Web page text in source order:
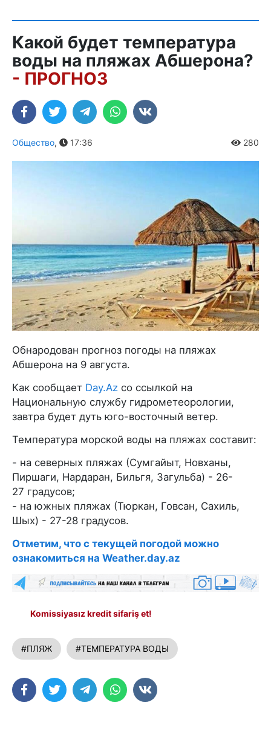
Какой будет температура
воды на пляжах Абшерона?
- ПРОГНОЗ
Общество, 17:36 280
Обнародован прогноз погоды на пляжах
Абшерона на 9 августа.
Как сообщает Day.Az со ссылкой на
Национальную службу гидрометеорологии,
завтра будет дуть юго-восточный ветер.
Температура морской воды на пляжах составит:
- на северных пляжах (Сумгайыт, Новханы,
Пиршаги, Нардаран, Бильгя, Загульба) - 26-
27 градусов;
- на южных пляжах (Тюркан, Говсан, Сахиль,
Шых) - 27-28 градусов.
Отметим, что с текущей погодой можно
ознакомиться на Weather.day.az
Komissiyasız kredit sifariş et!
#ПЛЯЖ #ТЕМПЕРАТУРА ВОДЫ